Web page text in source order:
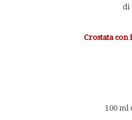
di
Crostata
100 ml